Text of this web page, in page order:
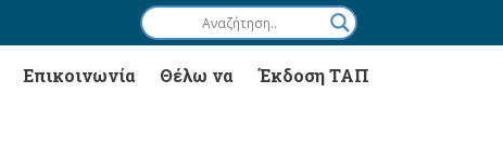
Επικοινωνία Θέλω να Έκδοση ΤΑΠ